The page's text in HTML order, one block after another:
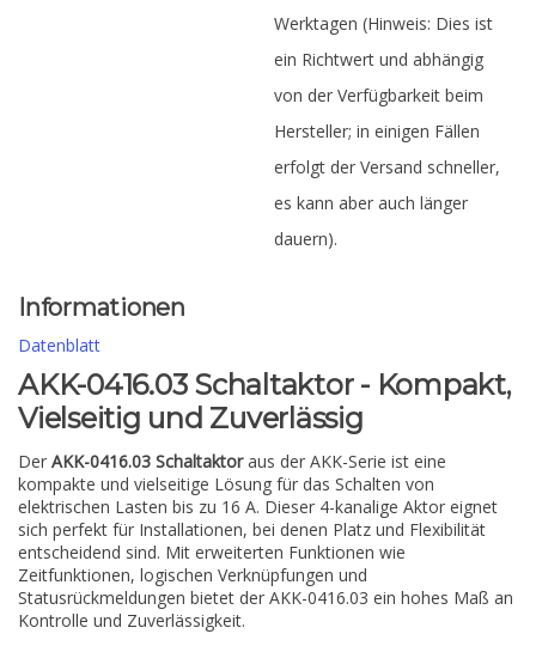
Werktagen (Hinweis: Dies ist
ein Richtwert und abhängig
von der Verfügbarkeit beim
Hersteller; in einigen Fällen
erfolgt der Versand schneller,
es kann aber auch länger
dauern).
Informationen
Datenblatt
AKK-0416.03 Schaltaktor - Kompakt,
Vielseitig und Zuverlässig
Der AKK-0416.03 Schaltaktoraus der AKK-Serie ist eine
kompakte und vielseitige Lösung für das Schalten von
elektrischen Lasten bis zu 16 A. Dieser 4-kanalige Aktor eignet
sich perfekt für Installationen, bei denen Platz und Flexibilität
entscheidend sind. Mit erweiterten Funktionen wie
Zeitfunktionen, logischen Verknüpfungen und
Statusrückmeldungen bietet der AKK-0416.03 ein hohes Maß an
Kontrolle und Zuverlässigkeit.